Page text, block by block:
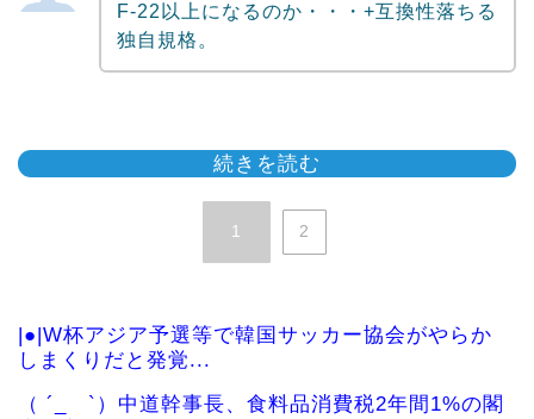
F-22以上になるのか・・・+互換性落ちる
独自規格。
続きを読む
1 2
|●|W杯アジア予選等で韓国サッカー協会がやらか
しまくりだと発覚...
（ ´_ゝ`）中道幹事長、食料品消費税2年間1%の閣